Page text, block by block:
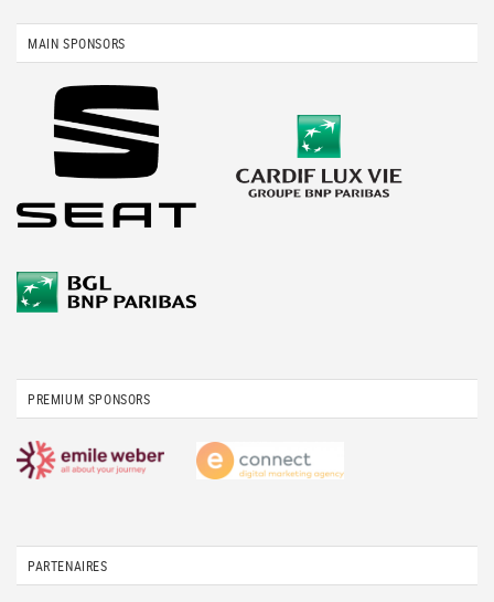
MAIN SPONSORS
PREMIUM SPONSORS
PARTENAIRES